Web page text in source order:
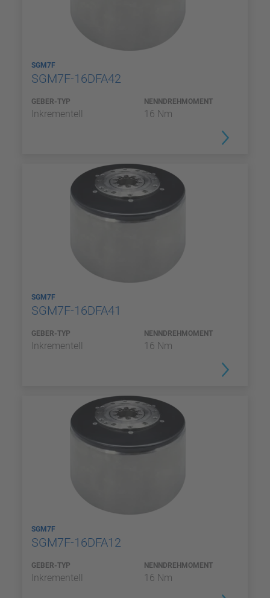
SGM7F
SGM7F-16DFA42
GEBER-TYP
Inkrementell
NENNDREHMOMENT
16 Nm
SGM7F
SGM7F-16DFA41
GEBER-TYP
Inkrementell
NENNDREHMOMENT
16 Nm
SGM7F
SGM7F-16DFA12
GEBER-TYP
Inkrementell
NENNDREHMOMENT
16 Nm